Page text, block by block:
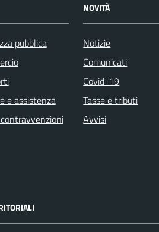
pubblica
e assistenza
NOVITÀ
Notizie
Comunicati
Covid-19
Tasse e tributi
Avvisi